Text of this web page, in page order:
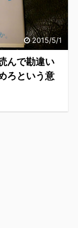
2015/5/1
んで勘違い
ろという意